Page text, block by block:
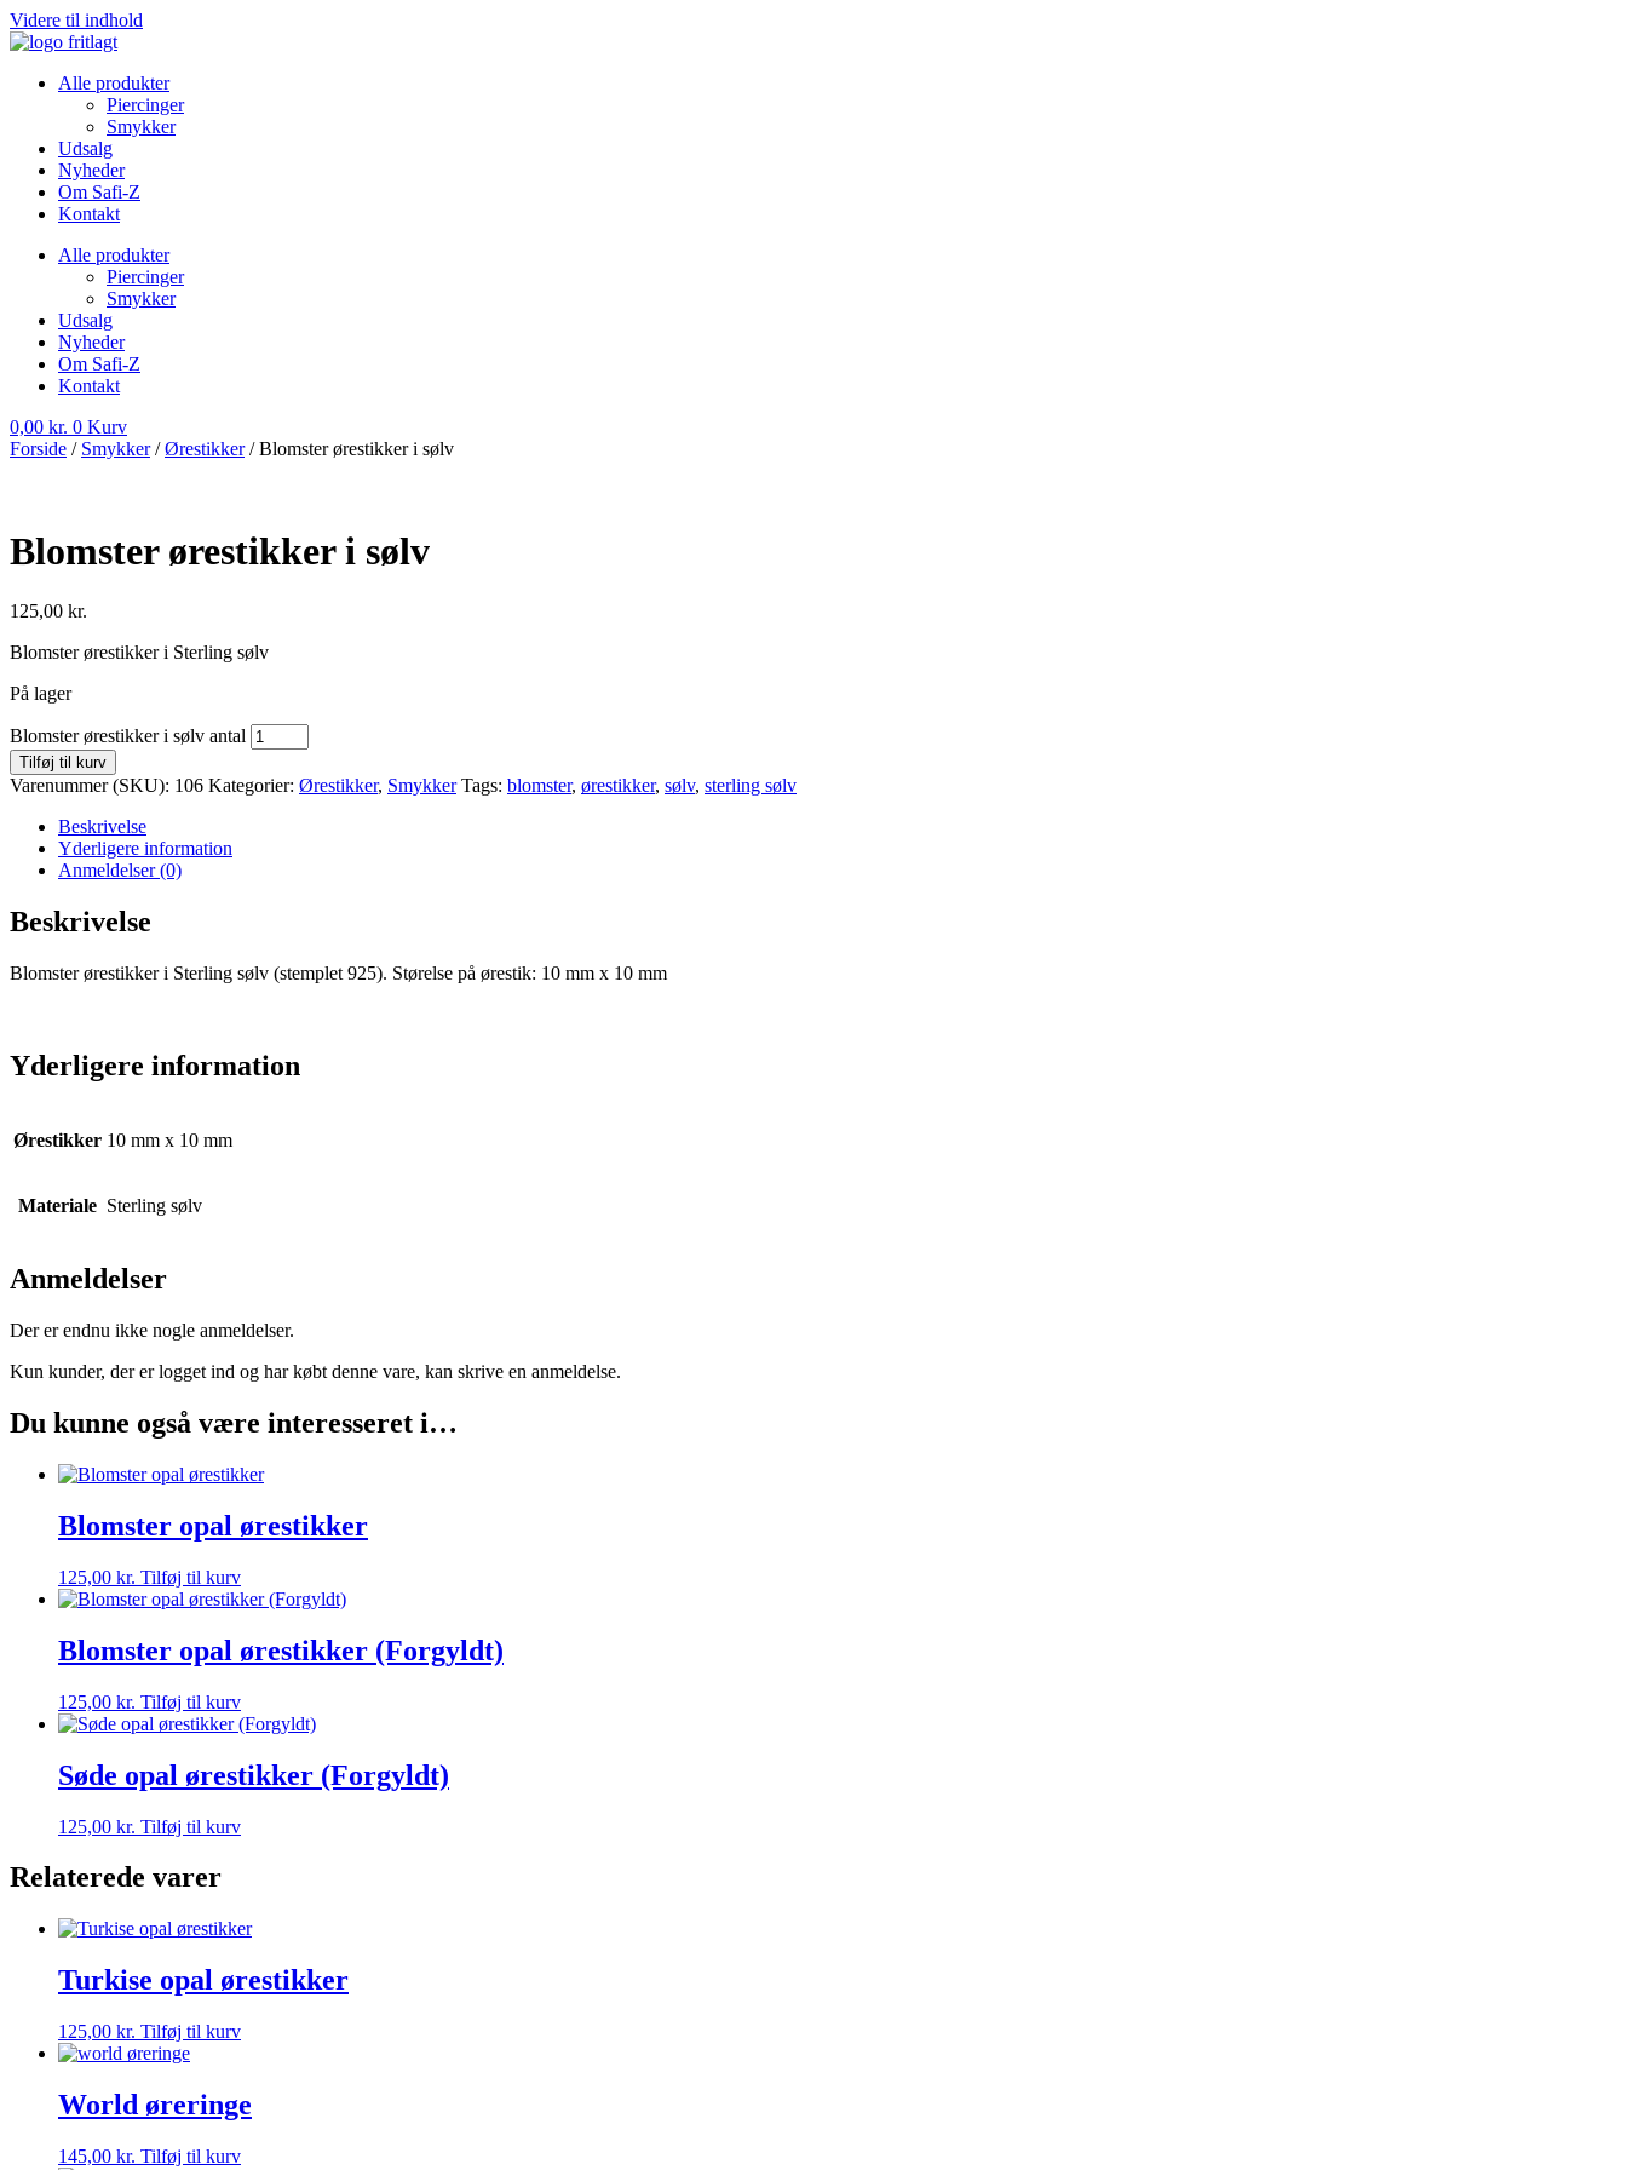
Videre til indhold
Alle produkter
Piercinger
Smykker
Udsalg
Nyheder
Om Safi-Z
Kontakt
Alle produkter
Piercinger
Smykker
Udsalg
Nyheder
Om Safi-Z
Kontakt
0,00 kr. 0 Kurv
Forside / Smykker/Ørestikker/ Blomster ørestikker i sølv
Blomster ørestikker i sølv
125,00 kr.
Blomster ørestikker i Sterling sølv
På lager
Blomster ørestikker i sølv antal
Tilføj til kurv
Varenummer (SKU): 106 Kategorier: Ørestikker, Smykker Tags: blomster, ørestikker, sølv, sterling sølv
Beskrivelse
Yderligere information
Anmeldelser (0)
Beskrivelse
Blomster ørestikker i Sterling sølv (stemplet 925). Størelse på ørestik: 10 mm x 10 mm
Yderligere information
Ørestikker 10 mm x 10 mm
Materiale Sterling sølv
Anmeldelser
Der er endnu ikke nogle anmeldelser.
Kun kunder, der er logget ind og har købt denne vare, kan skrive en anmeldelse.
Du kunne også være interesseret i…
Blomster opal ørestikker
125,00 kr. Tilføj til kurv
Blomster opal ørestikker (Forgyldt)
125,00 kr. Tilføj til kurv
Søde opal ørestikker (Forgyldt)
125,00 kr. Tilføj til kurv
Relaterede varer
Turkise opal ørestikker
125,00 kr. Tilføj til kurv
World øreringe
145,00 kr. Tilføj til kurv